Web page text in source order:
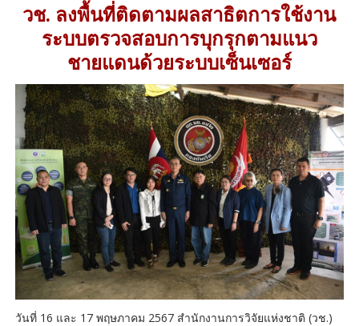
วช. ลงพื้นที่ติดตามผลสาธิตการใช้งาน
ระบบตรวจสอบการบุกรุกตามแนว
ชายแดนด้วยระบบเซ็นเซอร์
วันที่ 16 และ 17 พฤษภาคม 2567 สำนักงานการวิจัยแห่งชาติ (วช.)